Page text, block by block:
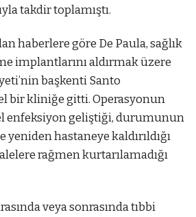
takdir toplamıştı.
haberlere göre De Paula, sağlık
implantlarını aldırmak üzere
başkenti Santo
bir kliniğe gitti. Operasyonun
enfeksiyon geliştiği, durumunun
yeniden hastaneye kaldırıldığı
rağmen kurtarılamadığı
veya sonrasında tıbbi